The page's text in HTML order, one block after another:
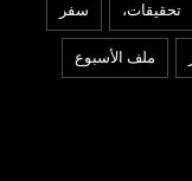
تحقيقات، سفر
ملف الأسبوع